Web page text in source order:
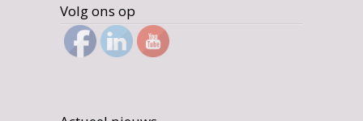
Volg ons op